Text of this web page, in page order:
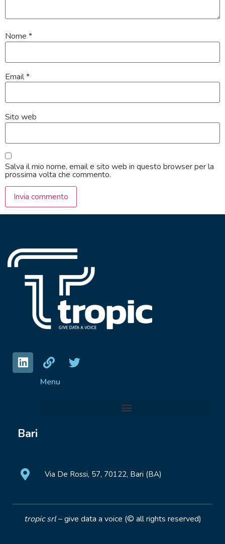
Nome *
Email*
Sito web
Salva il mio nome, email e sito web in questo browser per la
prossima volta che commento.
Menu
Bari
Via De Rossi, 57, 70122, Bari (BA)
tropic srl– give data a voice (© all rights reserved)